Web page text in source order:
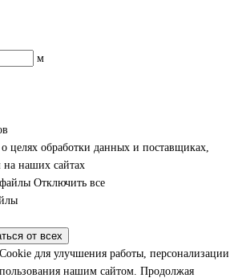
м
целях обработки данных и поставщиках,
на наших сайтах
Отключить все
от всех
для улучшения работы, персонализации
нашим сайтом. Продолжая